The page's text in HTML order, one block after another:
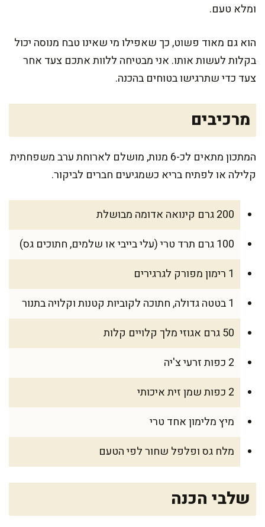
ומלא טעם.
הוא גם מאוד פשוט, כך שאפילו מי שאינו טבח מנוסה יכול
בקלות לעשות אותו. אני מבטיחה ללוות אתכם צעד אחר
צעד כדי שתרגישו בטוחים בהכנה.
מרכיבים
המתכון מתאים לכ-6 מנות, מושלם לארוחת ערב משפחתית
קלילה או לפתיח בריא כשמגיעים חברים לביקור.
200 גרם קינואה אדומה מבושלת
100 גרם תרד טרי (עלי בייבי או שלמים, חתוכים גס)
1 רימון מפורק לגרגירים
1 בטטה גדולה, חתוכה לקוביות קטנות וקלויה בתנור
50 גרם אגוזי מלך קלויים קלות
2 כפות זרעי צ'יה
2 כפות שמן זית איכותי
מיץ מלימון אחד טרי
מלח גס ופלפל שחור לפי הטעם
שלבי הכנה